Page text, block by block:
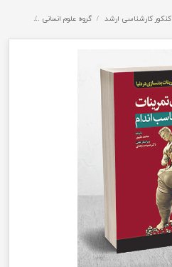
کنکور کارشناسی ارشد گروه علوم انسانی